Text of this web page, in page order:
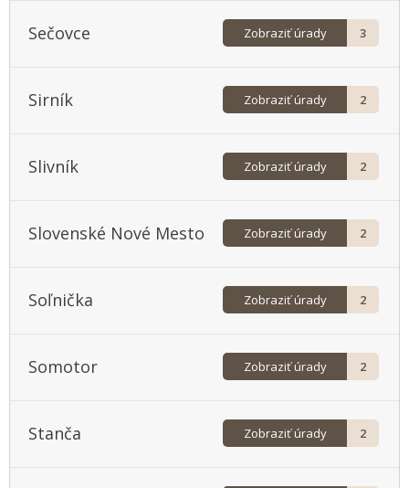
Sečovce Zobraziť úrady 3
Sirník Zobraziť úrady 2
Slivník Zobraziť úrady 2
Slovenské Nové Mesto Zobraziť úrady 2
Soľnička Zobraziť úrady 2
Somotor Zobraziť úrady 2
Stanča Zobraziť úrady 2